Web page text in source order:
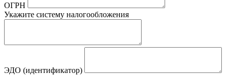
ОГРН
Укажите систему налогообложения
ЭДО (идентификатор)